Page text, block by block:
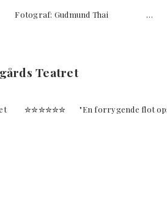
Fotograf: Gudmund Thai …
Teatret
✮✮✮✮✮✮ "En forrygende flot